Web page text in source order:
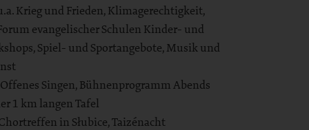
Krieg und Frieden, Klimagerechtigkeit,
evangelischer Schulen Kinder- und
Spiel- und Sportangebote, Musik und
Singen, Bühnenprogramm Abends
1 km langen Tafel
in Słubice, Taizénacht